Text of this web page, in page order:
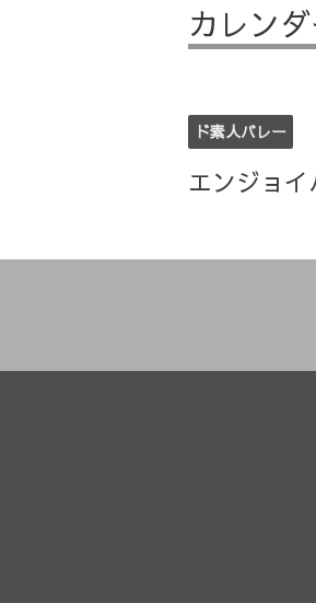
カレン
ド素人バレー
エンジョ